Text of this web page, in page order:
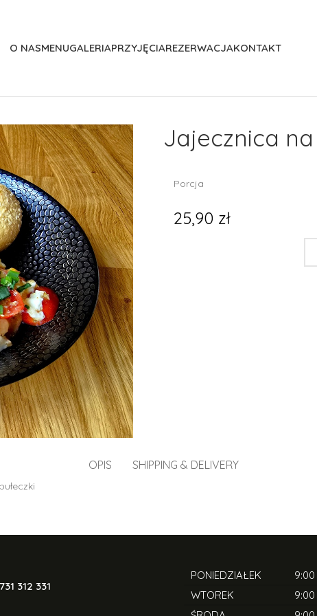
O NASMENUGALERIAPRZYJĘCIAREZERWACJAKONTAKT
Jajecznica
Porcja
25,90 zł
OPIS SHIPPING & DELIVERY
312 331
PONIEDZIAŁEK
WTOREK